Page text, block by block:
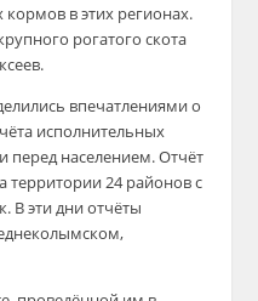
в этих регионах.
рогатого скота
впечатлениями о
исполнительных
перед населением. Отчёт
территории 24 районов с
В эти дни отчёты